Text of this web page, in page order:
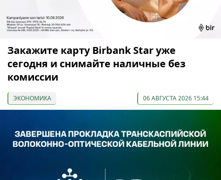
Закажите карту Birbank Star уже
сегодня и снимайте наличные без
комиссии
ЭКОНОМИКА 06 АВГУСТА 2026 15:44